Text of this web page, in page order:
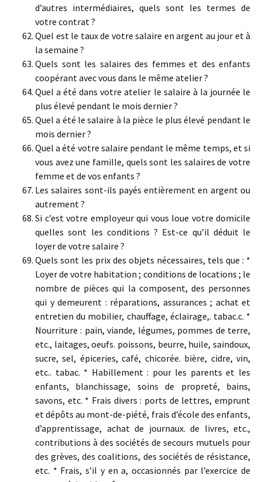
d’autres intermédiaires, quels sont les termes de
votre contrat ?
Quel est le taux de votre salaire en argent au jour et à
la semaine ?
Quels sont les salaires des femmes et des enfants
coopérant avec vous dans le même atelier ?
Quel a été dans votre atelier le salaire à la journée le
plus élevé pendant le mois dernier ?
Quel a été le salaire à la pièce le plus élevé pendant le
mois dernier ?
Quel a été votre salaire pendant le même temps, et si
vous avez une famille, quels sont les salaires de votre
femme et de vos enfants ?
Les salaires sont-ils payés entièrement en argent ou
autrement ?
Si c’est votre employeur qui vous loue votre domicile
quelles sont les conditions ? Est-ce qu’il déduit le
loyer de votre salaire ?
Quels sont les prix des objets nécessaires, tels que : *
Loyer de votre habitation ; conditions de locations ; le
nombre de pièces qui la composent, des personnes
qui y demeurent : réparations, assurances ; achat et
entretien du mobilier, chauffage, éclairage,. tabac.c. *
Nourriture : pain, viande, légumes, pommes de terre,
etc., laitages, oeufs. poissons, beurre, huile, saindoux,
sucre, sel, épiceries, café, chicorée. bière, cidre, vin,
etc.. tabac. * Habillement : pour les parents et les
enfants, blanchissage, soins de propreté, bains,
savons, etc. * Frais divers : ports de lettres, emprunt
et dépôts au mont-de-piété, frais d’école des enfants,
d’apprentissage, achat de journaux. de livres, etc.,
contributions à des sociétés de secours mutuels pour
des grèves, des coalitions, des sociétés de résistance,
etc. * Frais, s’il y en a, occasionnés par l’exercice de